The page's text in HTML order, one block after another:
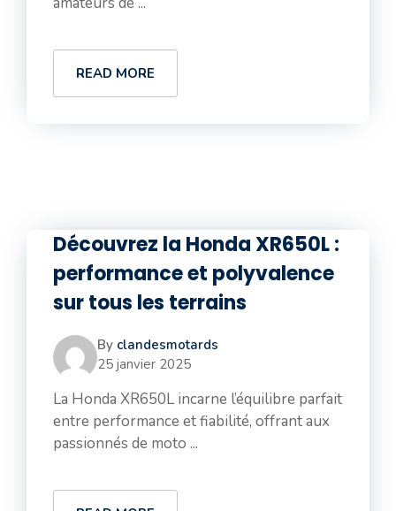
READ MORE
Découvrez la Honda XR650L :
performance et polyvalence
sur tous les terrains
By clandesmotards
25 janvier 2025
La Honda XR650L incarne l’équilibre parfait
entre performance et fiabilité, offrant aux
passionnés de moto ...